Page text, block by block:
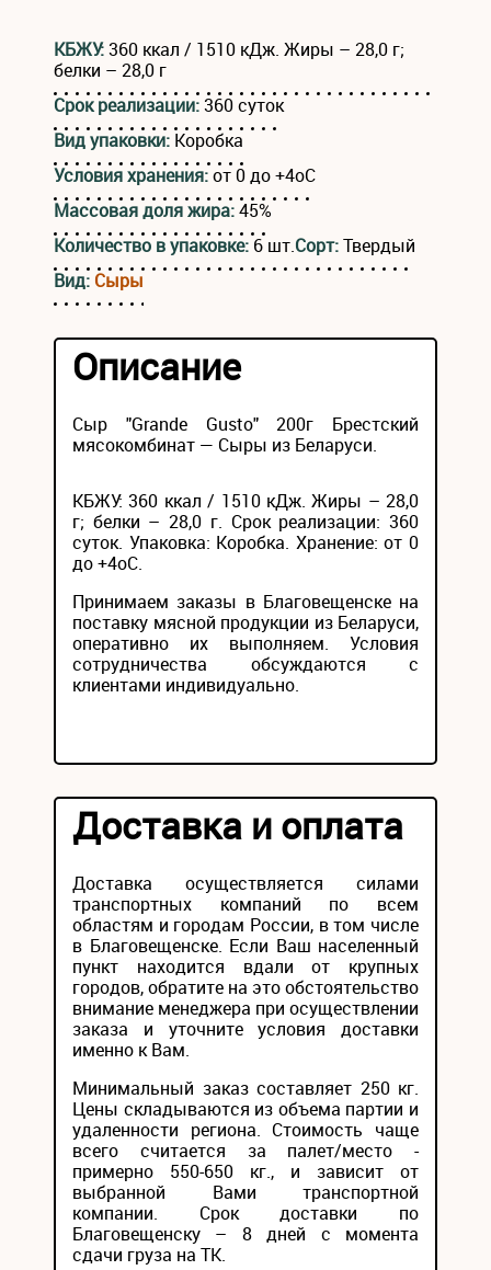
КБЖУ:360 ккал / 1510 кДж. Жиры – 28,0 г;
белки – 28,0 г
Срок реализации:360 суток
Вид упаковки: Коробка
Условия хранения:от 0 до +4оС
Массовая доля жира:45%
Количество в упаковке: 6 шт.Сорт:Твердый
Вид: Сыры
Описание
Сыр "Grande Gusto" 200г Брестский
мясокомбинат — Сыры из Беларуси.
КБЖУ: 360 ккал / 1510 кДж. Жиры – 28,0
г; белки – 28,0 г. Срок реализации: 360
суток. Упаковка: Коробка. Хранение: от 0
до +4оС.
Принимаем заказы в Благовещенске на
поставку мясной продукции из Беларуси,
оперативно их выполняем. Условия
сотрудничества обсуждаются с
клиентами индивидуально.
Доставка и оплата
Доставка осуществляется силами
транспортных компаний по всем
областям и городам России, в том числе
в Благовещенске. Если Ваш населенный
пункт находится вдали от крупных
городов, обратите на это обстоятельство
внимание менеджера при осуществлении
заказа и уточните условия доставки
именно к Вам.
Минимальный заказ составляет 250 кг.
Цены складываются из объема партии и
удаленности региона. Стоимость чаще
всего считается за палет/место -
примерно 550-650 кг., и зависит от
выбранной Вами транспортной
компании. Срок доставки по
Благовещенску – 8 дней с момента
сдачи груза на ТК.